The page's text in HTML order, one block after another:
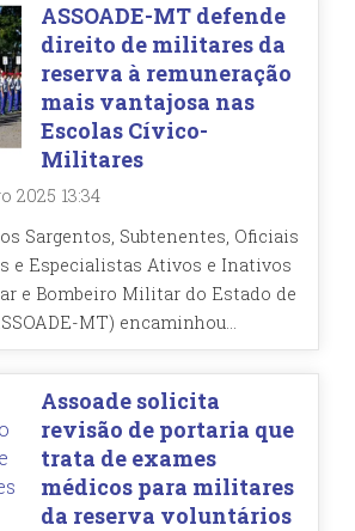
ASSOADE-MT defende
direito de militares da
reserva à remuneração
mais vantajosa nas
Escolas Cívico-
Militares
2025 13:34
Sargentos, Subtenentes, Oficiais
e Especialistas Ativos e Inativos
e Bombeiro Militar do Estado de
MT) encaminhou...
Assoade solicita
revisão de portaria que
trata de exames
médicos para militares
da reserva voluntários